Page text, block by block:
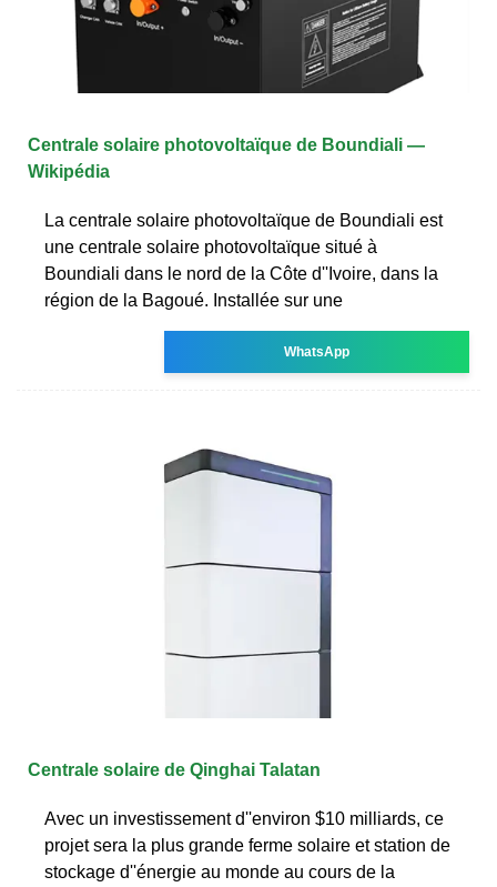
Centrale solaire photovoltaïque de Boundiali —
Wikipédia
La centrale solaire photovoltaïque de Boundiali est
une centrale solaire photovoltaïque situé à
Boundiali dans le nord de la Côte d''Ivoire, dans la
région de la Bagoué. Installée sur une
WhatsApp
Centrale solaire de Qinghai Talatan
Avec un investissement d''environ $10 milliards, ce
projet sera la plus grande ferme solaire et station de
stockage d''énergie au monde au cours de la